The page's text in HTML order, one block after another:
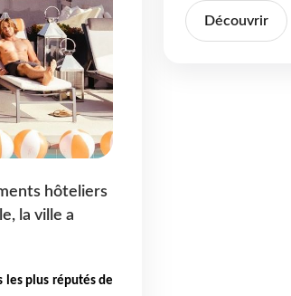
hôteliers
la ville a
les plus réputés de
Découvrir